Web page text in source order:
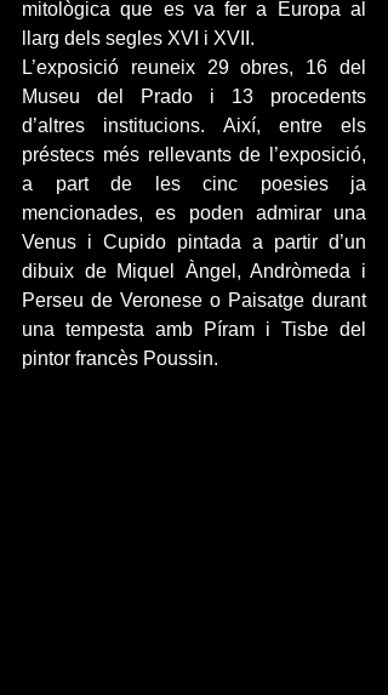
mitològica que es va fer a Europa al
llarg dels segles XVI i XVII.
L’exposició reuneix 29 obres, 16 del
Museu del Prado i 13 procedents
d’altres institucions. Així, entre els
préstecs més rellevants de l’exposició,
a part de les cinc poesies ja
mencionades, es poden admirar una
Venus i Cupido pintada a partir d’un
dibuix de Miquel Àngel, Andròmeda i
Perseu de Veronese o Paisatge durant
una tempesta amb Píram i Tisbe del
pintor francès Poussin.